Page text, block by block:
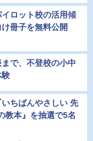
ロット校の活用傾
冊子を無料公開
で、不登校の小中
験
いちばんやさしい 先
教本』を抽選で5名